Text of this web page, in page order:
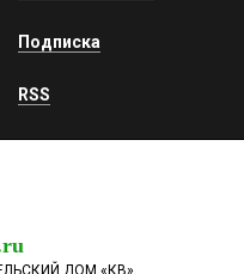
Подписка
RSS
ДОМ «КВ».